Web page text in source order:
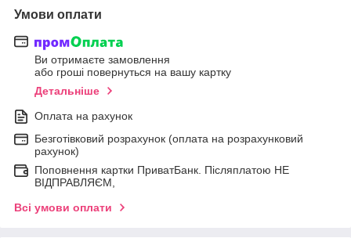
Умови оплати
Ви отримаєте замовлення
або гроші повернуться на вашу картку
Детальніше
Оплата на рахунок
Безготівковий розрахунок (оплата на розрахунковий
рахунок)
Поповнення картки ПриватБанк. Післяплатою НЕ
ВІДПРАВЛЯЄМ,
Всі умови оплати